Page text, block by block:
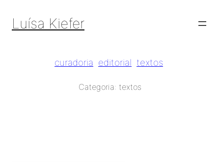
paraLuísa Kiefer
curadoria editorial textos
Categoria: textos